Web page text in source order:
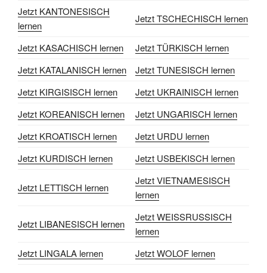
Jetzt KANTONESISCH
lernen
Jetzt TSCHECHISCH lernen
Jetzt KASACHISCH lernen
Jetzt TÜRKISCH lernen
Jetzt KATALANISCH lernen
Jetzt TUNESISCH lernen
Jetzt KIRGISISCH lernen
Jetzt UKRAINISCH lernen
Jetzt KOREANISCH lernen
Jetzt UNGARISCH lernen
Jetzt KROATISCH lernen
Jetzt URDU lernen
Jetzt KURDISCH lernen
Jetzt USBEKISCH lernen
Jetzt LETTISCH lernen
Jetzt VIETNAMESISCH
lernen
Jetzt LIBANESISCH lernen
Jetzt WEISSRUSSISCH
lernen
Jetzt LINGALA lernen
Jetzt WOLOF lernen